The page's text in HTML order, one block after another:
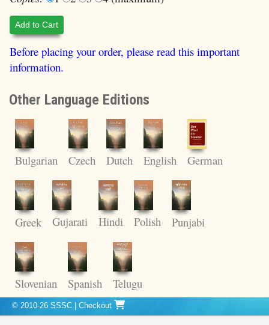
Add to Cart
Before placing your order, please read this important
information.
Other Language Editions
Bulgarian Czech Dutch English German
Greek Gujarati Hindi Polish Punjabi
Slovenian Spanish Telugu
© 2010-26 SSSC Checkout